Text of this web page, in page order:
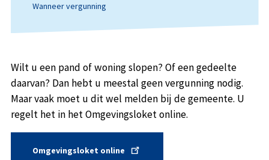
Wanneer vergunning
Wilt u een pand of woning slopen? Of een gedeelte
daarvan? Dan hebt u meestal geen vergunning nodig.
Maar vaak moet u dit wel melden bij de gemeente. U
regelt het in het Omgevingsloket online.
Omgevingsloket online